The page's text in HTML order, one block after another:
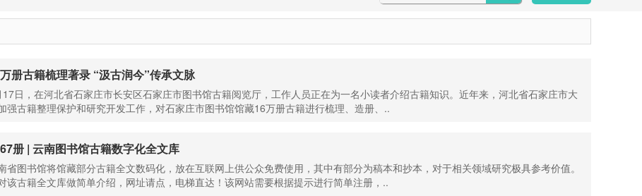
册古籍梳理著录 “汲古润今”传承文脉
17日，在河北省石家庄市长安区石家庄市图书馆古籍阅览厅，工作人员正在为一名小读者介绍古籍知识。近年来，河北省石家庄市大
强古籍整理保护和研究开发工作，对石家庄市图书馆馆藏16万册古籍进行梳理、造册、..
册 | 云南图书馆古籍数字化全文库
省图书馆将馆藏部分古籍全文数码化，放在互联网上供公众免费使用，其中有部分为稿本和抄本，对于相关领域研究极具参考价值。
该古籍全文库做简单介绍，网址请点，电梯直达！该网站需要根据提示进行简单注册，..